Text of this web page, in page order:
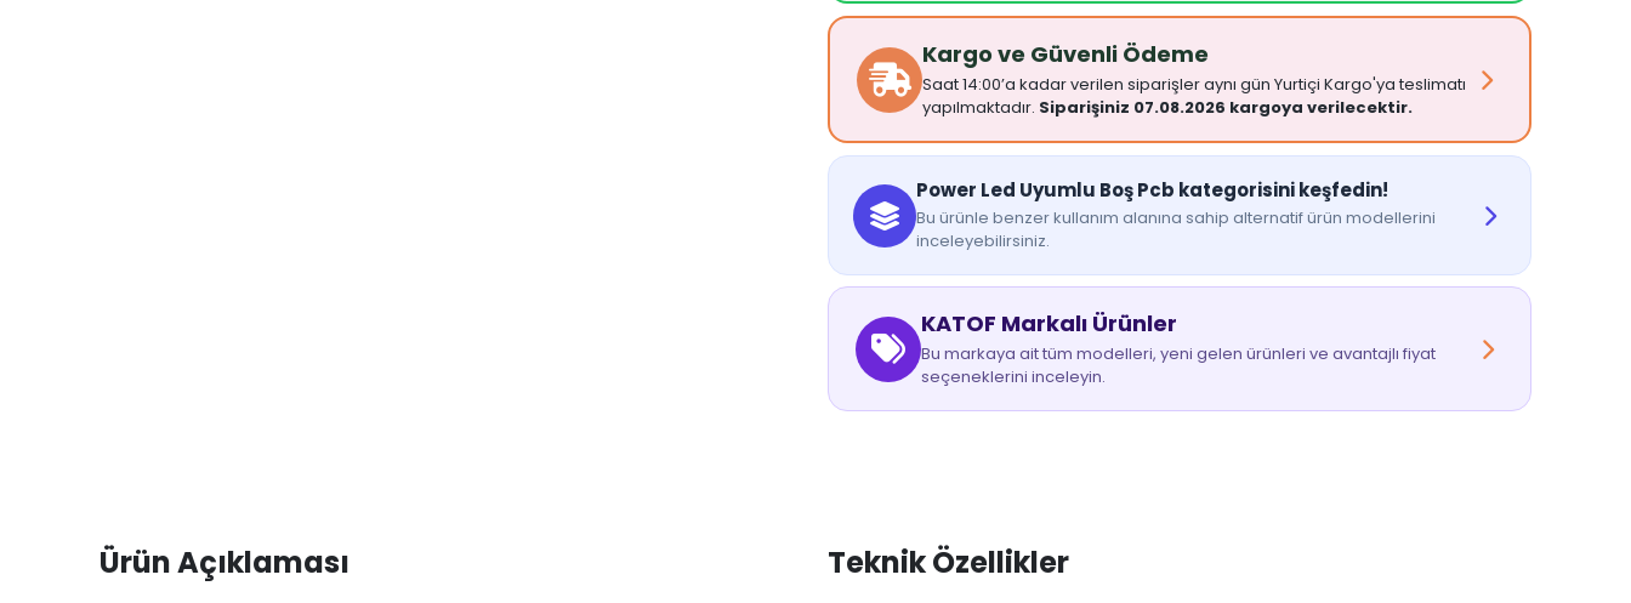
Kargo ve Güvenli Ödeme
Saat 14:00’a kadar verilen siparişler aynı gün Yurtiçi Kargo'ya teslimatı
yapılmaktadır. Siparişiniz 07.08.2026 kargoya verilecektir.
Power Led Uyumlu Boş Pcb kategorisini keşfedin!
Bu ürünle benzer kullanım alanına sahip alternatif ürün modellerini
inceleyebilirsiniz.
KATOF Markalı Ürünler
Bu markaya ait tüm modelleri, yeni gelen ürünleri ve avantajlı fiyat
seçeneklerini inceleyin.
Ürün Açıklaması Teknik Özellikler